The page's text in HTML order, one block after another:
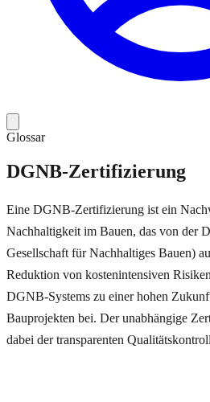
Glossar
DGNB-Zertifizierung
Eine DGNB-Zertifizierung ist ein
Nachhaltigkeit im Bauen, das von der
Gesellschaft für Nachhaltiges Bauen)
Reduktion von kostenintensiven
DGNB-Systems zu einer hohen
Bauprojekten bei. Der unabhängige
dabei der transparenten